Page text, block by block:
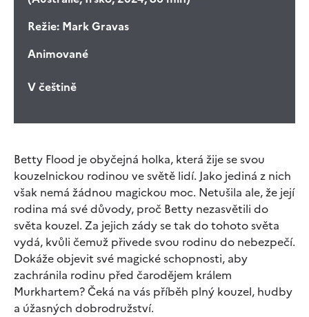
Režie: Mark Gravas
Animované
V češtině
Betty Flood je obyčejná holka, která žije se svou
kouzelnickou rodinou ve světě lidí. Jako jediná z nich
však nemá žádnou magickou moc. Netušila ale, že její
rodina má své důvody, proč Betty nezasvětili do
světa kouzel. Za jejich zády se tak do tohoto světa
vydá, kvůli čemuž přivede svou rodinu do nebezpečí.
Dokáže objevit své magické schopnosti, aby
zachránila rodinu před čarodějem králem
Murkhartem? Čeká na vás příběh plný kouzel, hudby
a úžasných dobrodružství.